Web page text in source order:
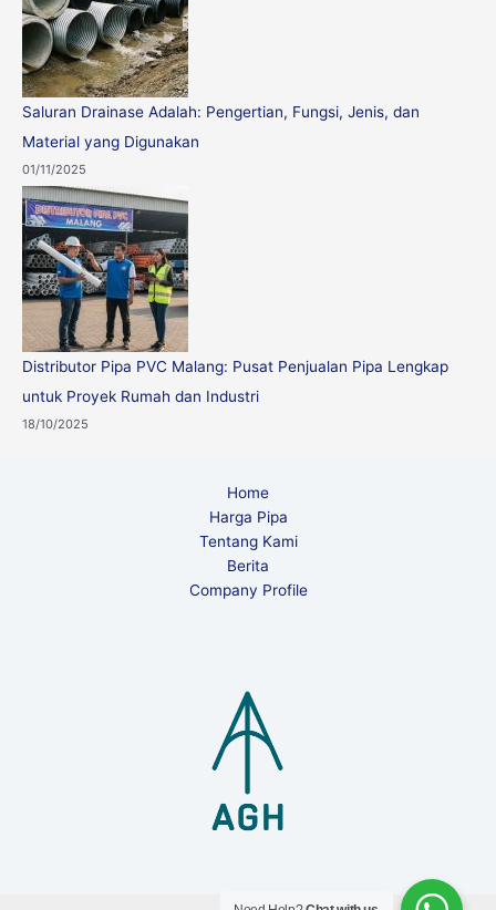
Saluran Drainase Adalah: Pengertian, Fungsi, Jenis, dan
Material yang Digunakan
01/11/2025
Distributor Pipa PVC Malang: Pusat Penjualan Pipa Lengkap
untuk Proyek Rumah dan Industri
18/10/2025
Home
Harga Pipa
Tentang Kami
Berita
Company Profile